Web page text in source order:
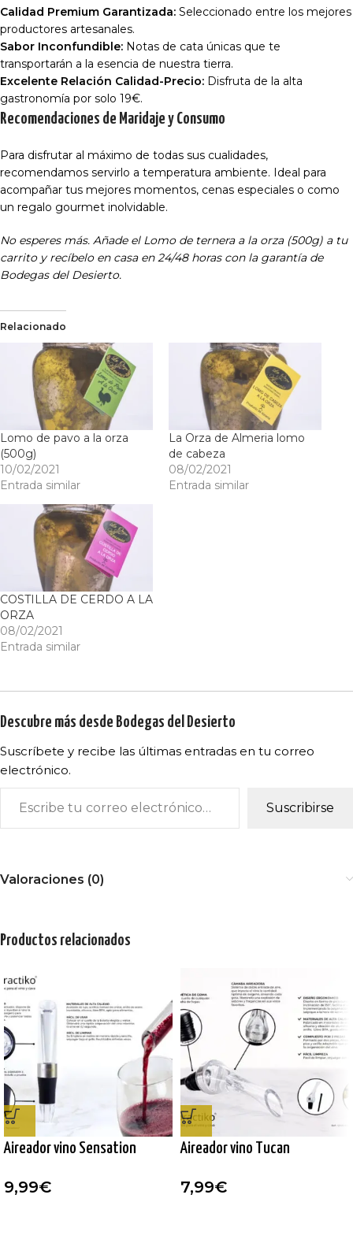
Calidad Premium Garantizada: Seleccionado entre los mejores
productores artesanales.
Sabor Inconfundible: Notas de cata únicas que te
transportarán a la esencia de nuestra tierra.
Excelente Relación Calidad-Precio: Disfruta de la alta
gastronomía por solo 19€.
Recomendaciones de Maridaje y Consumo
Para disfrutar al máximo de todas sus cualidades,
recomendamos servirlo a temperatura ambiente. Ideal para
acompañar tus mejores momentos, cenas especiales o como
un regalo gourmet inolvidable.
No esperes más. Añade el Lomo de ternera a la orza (500g) a tu
carrito y recíbelo en casa en 24/48 horas con la garantía de
Bodegas del Desierto.
Relacionado
Lomo de pavo a la orza
(500g)
10/02/2021
Entrada similar
La Orza de Almeria lomo
de cabeza
08/02/2021
Entrada similar
COSTILLA DE CERDO A LA
ORZA
08/02/2021
Entrada similar
Descubre más desde Bodegas del Desierto
Suscríbete y recibe las últimas entradas en tu correo
electrónico.
Suscribirse
Valoraciones (0)
Productos relacionados
Aireador vino Sensation
9,99€
Aireador vino Tucan
7,99€